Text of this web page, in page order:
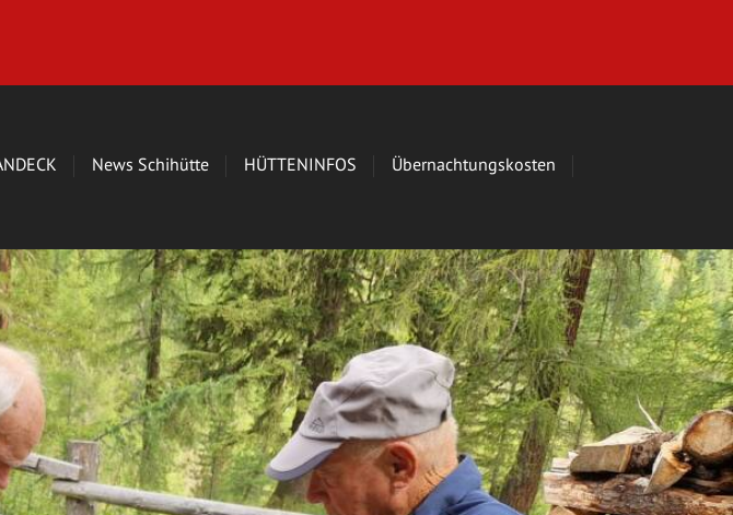
News Schihütte HÜTTENINFOS Übernachtungskosten